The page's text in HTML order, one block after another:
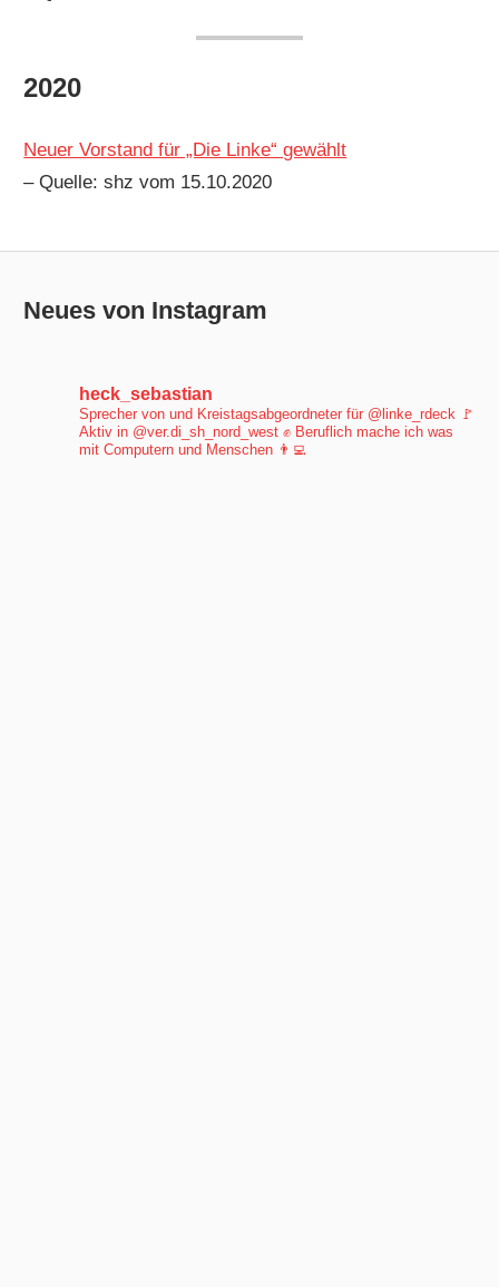
2020
Neuer Vorstand für „Die Linke“ gewählt
– Quelle: shz vom 15.10.2020
Neues von Instagram
heck_sebastian
Sprecher von und Kreistagsabgeordneter für @linke_rdeck 🚩
Aktiv in @ver.di_sh_nord_west ✊ Beruflich mache ich was
mit Computern und Menschen 👨‍💻